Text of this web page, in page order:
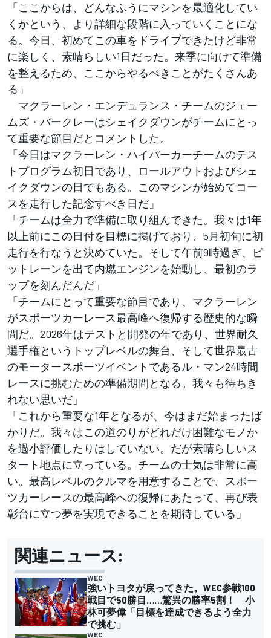
「ここからは、どんなふうにマシンを最適化してい
くかという、より詳細な段階に入っていくことにな
る。今日、初めてこの車をドライブできたけど非常
に楽しく、素晴らしい1日だった。来季に向けて準備
を整えるため、ここからやるべきことがたくさんあ
る」
マクラーレン・エンデュランス・チームのジェー
ムズ・バークレーはシェイクダウンがチームにとっ
て重要な節目だとコメントした。
「今日はマクラーレン・ハイパーカーチームのテス
トプログラム初日であり、ロールアウトおよびシェ
イクダウンの日でもある。このマシンが始めてコー
スを走行した記念すべき日だ」
「チームは全力で準備に取り組んできた。我々は1年
以上前にこの日付を目標に掲げており、5月初旬に初
走行を行なうと決めていた。そして午前9時過ぎ、ピ
ットレーンを出て内燃エンジンを始動し、最初のラ
ップを刻んだんだ」
「チームにとって重要な節目であり、マクラーレン
がスポーツカーレース最高峰へ復帰する歴史的な瞬
間だ。2026年はテストと開発の年であり、世界耐久
選手権というトップレベルの舞台、そして世界最古
のモータースポーツイベントであるル・マン24時間
レースに挑むための準備期間となる。我々も待ちき
れない思いだ」
「これから重要な1年となるが、今はまだ始まったば
かりだ。我々はこの道のりがどれだけ困難なモノか
を過小評価したりはしていない。だが素晴らしいス
タート地点に立っている。チームの士気は非常に高
い。最高レベルのクルマを用意することで、スポー
ツカーレースの最高峰への復帰にあたって、再び表
彰台に立つ夢を実現できることを期待している」
関連ニュース:
WEC
強いトヨタが戻ってきた。WEC参戦100
戦目で50勝目……驚異の勝率5割！ 小
林可夢偉「目標を達成できるよう全力
で挑む」
WEC